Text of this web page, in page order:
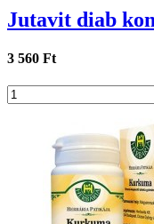
Jutavit diab
3 560 Ft